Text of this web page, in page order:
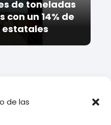
de las
de toneladas
con un 14% de
Datos de
y Tánger